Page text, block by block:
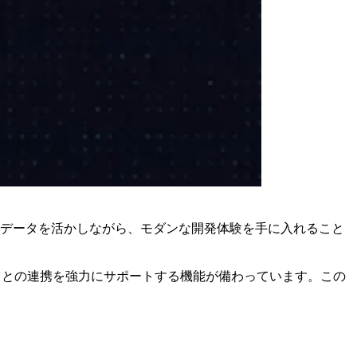
タを活かしながら、モダンな開発体験を手に入れること
の連携を強力にサポートする機能が備わっています。この